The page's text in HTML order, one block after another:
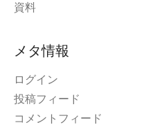
資料
メタ情報
ログイン
投稿フィード
コメントフィード